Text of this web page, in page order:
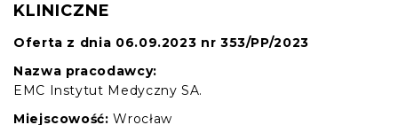
KLINICZNE
Oferta z dnia 06.09.2023 nr 353/PP/2023
Nazwa pracodawcy:
EMC Instytut Medyczny SA.
Miejscowość: Wrocław